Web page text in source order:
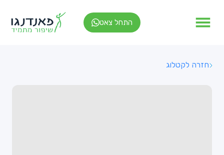
התחל צאט
חזרה לקטלוג